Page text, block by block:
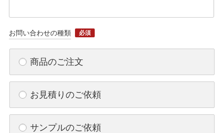
お問い合わせの種類 必須
商品のご注文
お見積りのご依頼
サンプルのご依頼